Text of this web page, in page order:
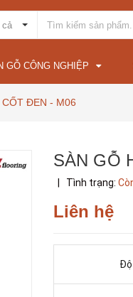
cả
GỖ CÔNG NGHIỆP
ĐEN - M06
SÀN GỖ
Tình trạng:
Liên hệ